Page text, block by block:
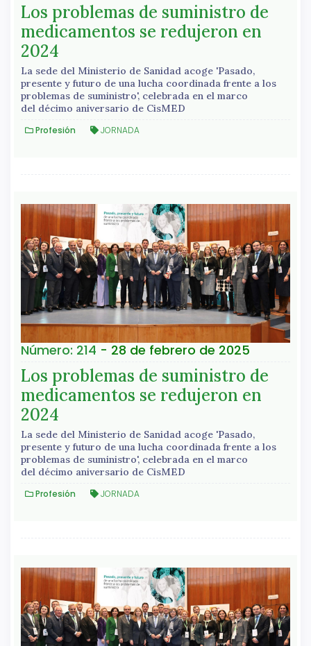
Los problemas de suministro de
medicamentos se redujeron en
2024
La sede del Ministerio de Sanidad acoge 'Pasado,
presente y futuro de una lucha coordinada frente a los
problemas de suministro', celebrada en el marco
del décimo aniversario de CisMED
Profesión JORNADA
Número: 214 - 28 de febrero de 2025
Los problemas de suministro de
medicamentos se redujeron en
2024
La sede del Ministerio de Sanidad acoge 'Pasado,
presente y futuro de una lucha coordinada frente a los
problemas de suministro', celebrada en el marco
del décimo aniversario de CisMED
Profesión JORNADA